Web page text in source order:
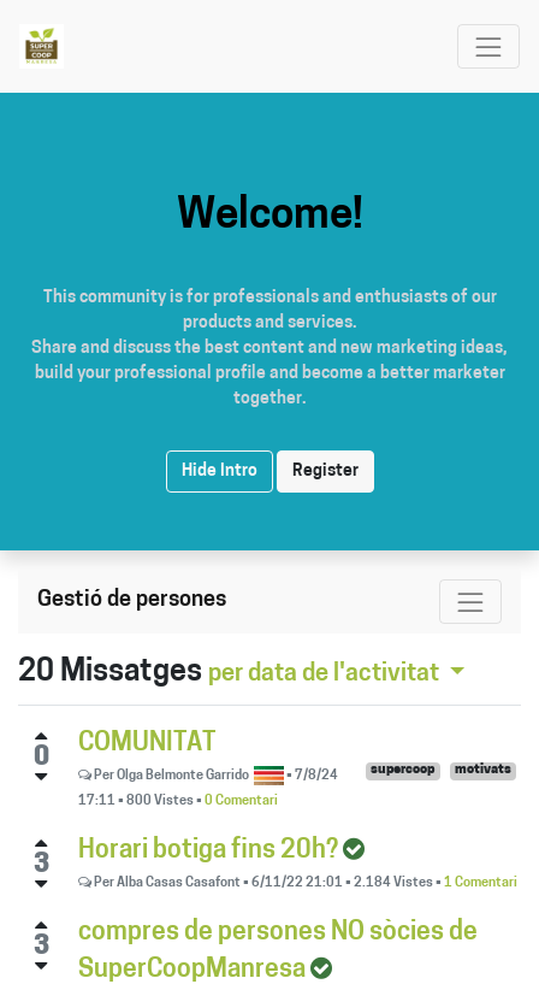
Welcome!
This community is for professionals and enthusiasts of our
products and services.
Share and discuss the best content and new marketing ideas,
build your professional profile and become a better marketer
together.
Hide Intro Register
Gestió de persones
20 Missatges per data de l'activitat
0
COMUNITAT
motivats
supercoop
PerOlga Belmonte Garrido •7/8/24
17:11 • 800 Vistes• 0 Comentari
3
Horari botiga fins 20h?
PerAlba Casas Casafont• 6/11/22 21:01 • 2.184Vistes• 1 Comentari
3
compres de persones NO sòcies de
SuperCoopManresa